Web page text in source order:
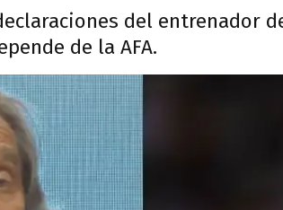
del entrenador
de la AFA.